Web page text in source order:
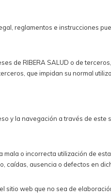
reglamentos e instrucciones
de RIBERA SALUD o de
que impidan su normal
y la navegación a través de
o incorrecta utilización de
ausencia o defectos en
web que no sea de